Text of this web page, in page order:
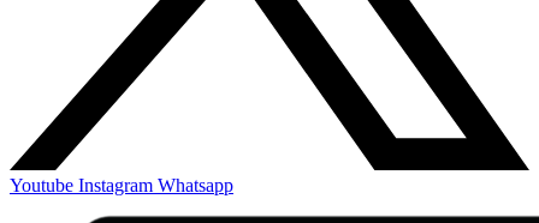
Youtube Instagram Whatsapp